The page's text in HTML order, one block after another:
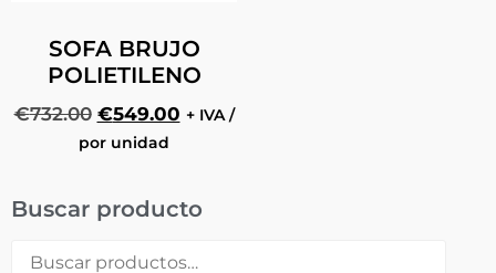
Buscar producto
SOFA BRUJO
POLIETILENO
€732.00 €549.00 + IVA /
por unidad